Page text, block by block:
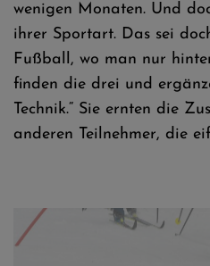
wenigen Monaten. Und
ihrer Sportart. Das sei
Fußball, wo man nur
finden die drei und
Technik.“ Sie ernten die
anderen Teilnehmer, die
Fotos © Jan Simon Schäfer